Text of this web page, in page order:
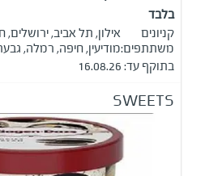
בלבד
קניונים
משתתפים:
אילון, תל אביב, ירושלים,
מודיעין, חיפה, רמלה,
בתוקף עד: 16.08.26
SWEETS